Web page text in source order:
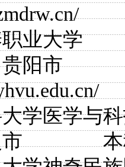
业大学
阳
学医学与
义